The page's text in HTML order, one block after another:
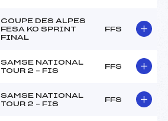
COUPE DES ALPES
FESA KO SPRINT
FINAL
FFS
SAMSE NATIONAL
TOUR 2 – FIS
FFS
SAMSE NATIONAL
TOUR 2 – FIS
FFS